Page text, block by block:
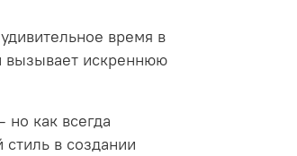
время в
вызывает искреннюю
как всегда
в создании